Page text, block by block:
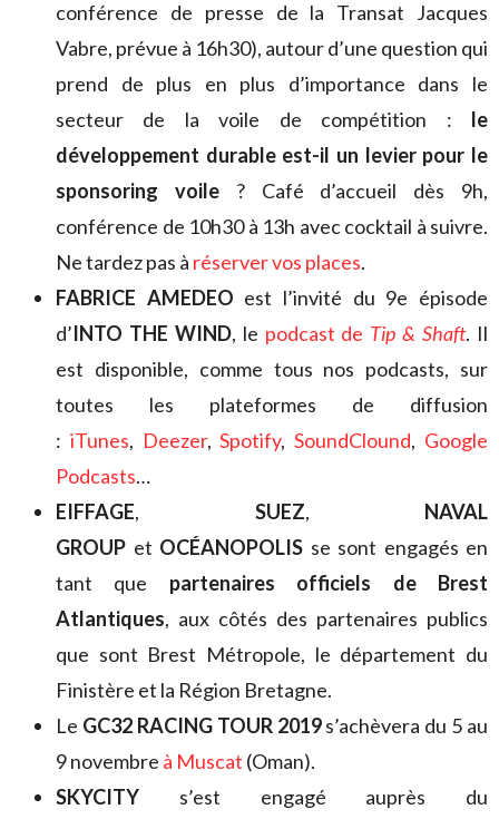
conférence de presse de la Transat Jacques
Vabre, prévue à 16h30), autour d’une question qui
prend de plus en plus d’importance dans le
secteur de la voile de compétition : le
développement durable est-il un levier pour le
sponsoring voile? Café d’accueil dès 9h,
conférence de 10h30 à 13h avec cocktail à suivre.
Ne tardez pas à réserver vos places.
FABRICE AMEDEO est l’invité du 9e épisode
d’INTO THE WIND, le podcast de Tip & Shaft. Il
est disponible, comme tous nos podcasts, sur
toutes les plateformes de diffusion
: iTunes, Deezer,Spotify,SoundClound, Google
Podcasts…
EIFFAGE, SUEZ, NAVAL
GROUP et OCÉANOPOLIS se sont engagés en
tant que partenaires officiels de Brest
Atlantiques, aux côtés des partenaires publics
que sont Brest Métropole, le département du
Finistère et la Région Bretagne.
Le GC32 RACING TOUR 2019s’achèvera du 5 au
9 novembre à Muscat (Oman).
SKYCITY s’est engagé auprès du